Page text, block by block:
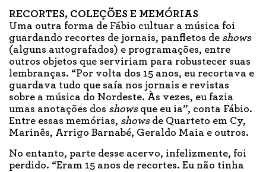
RECORTES, COLEÇÕES E MEMÓRIAS
Uma outra forma de Fábio cultuar a música foi
guardando recortes de jornais, panfletos de shows
(alguns autografados) e programações, entre
outros objetos que serviriam para robustecer suas
lembranças. “Por volta dos 15 anos, eu recortava e
guardava tudo que saía nos jornais e revistas
sobre a música do Nordeste. Às vezes, eu fazia
umas anotações dos shows que eu ia”, conta Fábio.
Entre essas memórias, showsde Quarteto em Cy,
Marinês, Arrigo Barnabé, Geraldo Maia e outros.
No entanto, parte desse acervo, infelizmente, foi
perdido. “Eram 15 anos de recortes. Eu não tinha